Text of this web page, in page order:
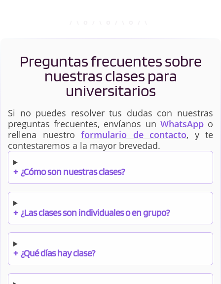
Preguntas frecuentes sobre
nuestras clases para
universitarios
Si no puedes resolver tus dudas con nuestras
preguntas frecuentes, envíanos un WhatsAppo
rellena nuestro formulario de contacto, y te
contestaremos a la mayor brevedad.
+ ¿Cómo son nuestras clases?
+ ¿Las clases son individuales o en grupo?
+ ¿Qué días hay clase?